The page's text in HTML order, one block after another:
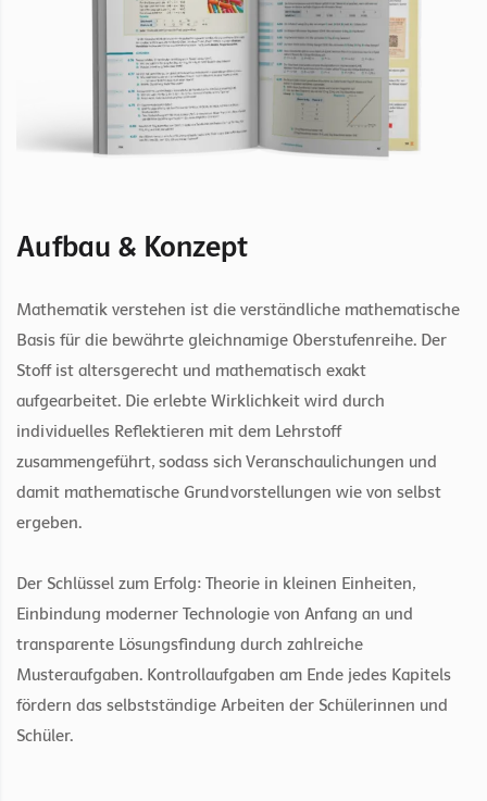
Aufbau & Konzept
Mathematik verstehen ist die verständliche mathematische
Basis für die bewährte gleichnamige Oberstufenreihe. Der
Stoff ist altersgerecht und mathematisch exakt
aufgearbeitet. Die erlebte Wirklichkeit wird durch
individuelles Reflektieren mit dem Lehrstoff
zusammengeführt, sodass sich Veranschaulichungen und
damit mathematische Grundvorstellungen wie von selbst
ergeben.
Der Schlüssel zum Erfolg: Theorie in kleinen Einheiten,
Einbindung moderner Technologie von Anfang an und
transparente Lösungsfindung durch zahlreiche
Musteraufgaben. Kontrollaufgaben am Ende jedes Kapitels
fördern das selbstständige Arbeiten der Schülerinnen und
Schüler.